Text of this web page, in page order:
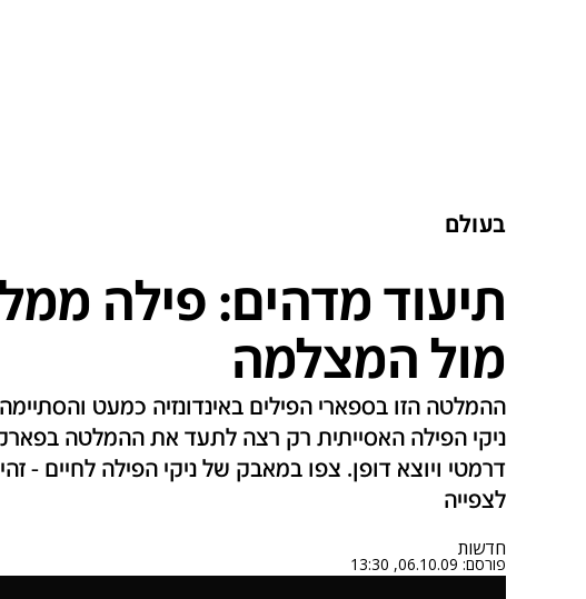
בעולם
תיעוד מדהים: פילה
מול המצלמה
ההמלטה הזו בספארי הפילים באינדונזיה כמעט
ניקי הפילה האסייתית רק רצה לתעד את ההמלטה
דרמטי ויוצא דופן. צפו במאבק של ניקי הפילה לחיים -
לצפייה
חדשות
פורסם: 06.10.09, 13:30